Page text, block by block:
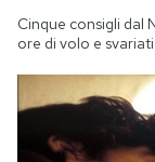
Cinque consigli dal
ore di volo e